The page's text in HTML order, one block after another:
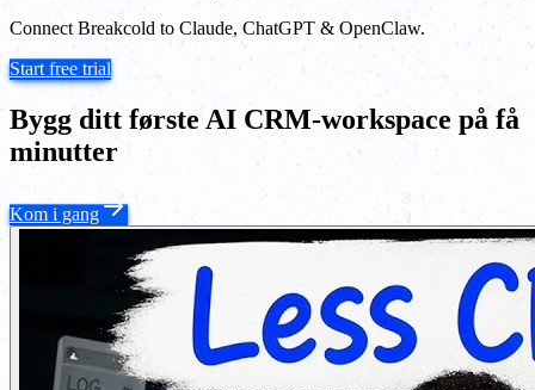
Connect Breakcold to Claude, ChatGPT & OpenClaw.
Start free trial
Bygg ditt første AI CRM-workspace på få
minutter
Kom i gang